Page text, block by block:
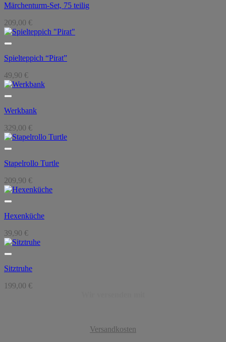
Märchenturm-Set, 75 teilig
209,00 €
Spielteppich “Pirat”
49,90 €
Werkbank
329,00 €
Stapelrollo Turtle
209,90 €
Hexenküche
39,90 €
Sitztruhe
199,00 €
Versandkosten